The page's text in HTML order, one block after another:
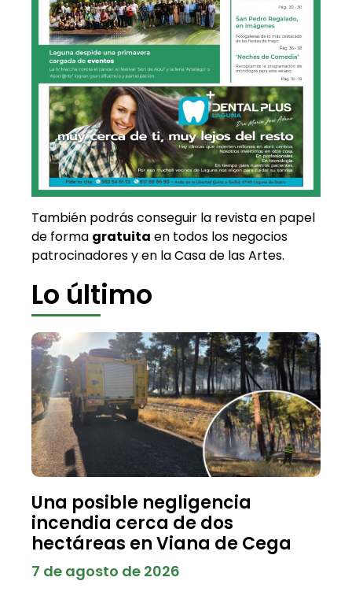
También podrás conseguir la revista en papel
de forma gratuita en todos los negocios
patrocinadores y en la Casa de las Artes.
Lo último
Una posible negligencia
incendia cerca de dos
hectáreas en Viana de Cega
7 de agosto de 2026